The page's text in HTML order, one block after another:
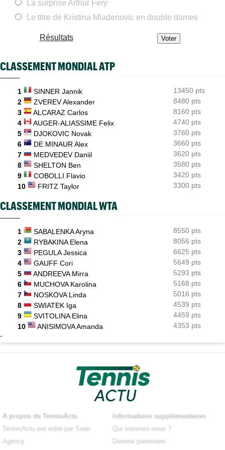
ATP - Blessure
Les galères continuent pour Sebastian Korda, opéré du dos
ATP - Montréal
Joao Fonseca taquine Djokovic : "Il dit ça parce qu'il vieillit"
Arthur Gea sur la wild-card attribuée à Gaël Monfils : "C'est
07:11
ATP Finals
Alexander Zverev, deuxième joueur qualifié pour Turin...
07:00
Next Gen ATP Finals
Moïse Kouame, 17 ans, peut faire mieux que Sinner et Alcaraz
La surprise Arthur Fery
Le titre de Kristina Mladenovic en double dames
Résultats
CLASSEMENT MONDIAL ATP
1 SINNER Jannik
13450 pts
2
ZVEREV Alexander
8480 pts
3
ALCARAZ Carlos
8160 pts
4
AUGER-ALIASSIME Felix
4740 pts
5
DJOKOVIC Novak
3760 pts
6
DE MINAUR Alex
3660 pts
7
MEDVEDEV Daniil
3620 pts
8
SHELTON Ben
3580 pts
9
COBOLLI Flavio
3420 pts
10
FRITZ Taylor 3300 pts
CLASSEMENT MONDIAL WTA
1 SABALENKA Aryna
8550 pts
2
RYBAKINA Elena
8056 pts
3
PEGULA Jessica
6625 pts
4
GAUFF Cori
5649 pts
5
ANDREEVA Mirra
5293 pts
6
MUCHOVA Karolina
5168 pts
7
NOSKOVA Linda
5016 pts
8
SWIATEK Iga
4539 pts
9
SVITOLINA Elina
4459 pts
10
ANISIMOVA Amanda 4353 pts
-
A propos de TennisActu
TennisActu est édité par Swar-
Agency
Informations supplémentaires
Qui sommes-nous ?
Devenir partenaire